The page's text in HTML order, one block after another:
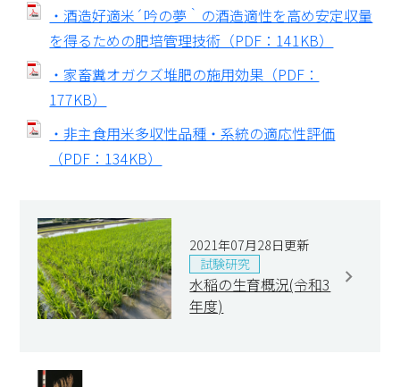
・酒造好適米´吟の夢｀の酒造適性を高め安定収量
を得るための肥培管理技術（PDF：141KB）
・家畜糞オガクズ堆肥の施用効果（PDF：
177KB）
・非主食用米多収性品種・系統の適応性評価
（PDF：134KB）
2021年07月28日更新
試験研究
水稲の生育概況(令和3
年度)